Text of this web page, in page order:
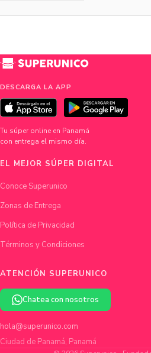
DESCARGA LA APP
Tu súper online en Panamá
con entrega el mismo día.
EL MEJOR SÚPER DIGITAL
Conoce Superunico
Zonas de Entrega
Política de Privacidad
Términos y Condiciones
ATENCIÓN SUPERUNICO
Chatea con nosotros
hola@superunico.com
Ciudad de Panamá, Panamá